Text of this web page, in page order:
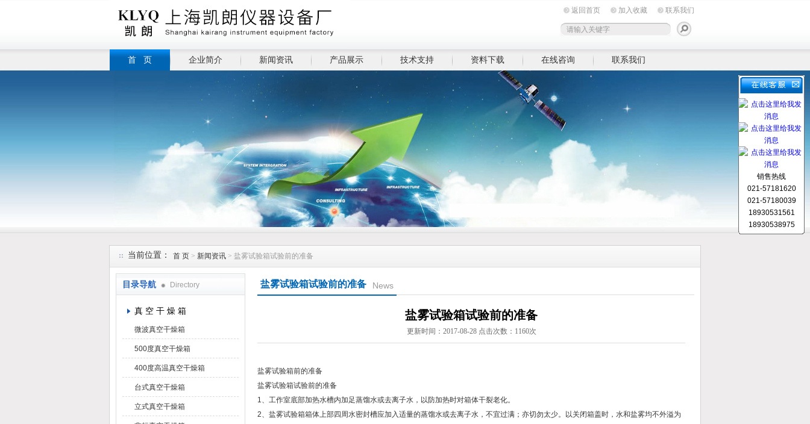
返回首页 加入收藏 联系我们
首 页 企业简介 新闻资讯 产品展示 技术支持 资料下载 在线咨询 联系我们
当前位置： 首 页 > 新闻资讯 > 盐雾试验箱试验前的准备
目录导航 Directory
真 空 干 燥 箱
微波真空干燥箱
500度真空干燥箱
400度高温真空干燥箱
台式真空干燥箱
立式真空干燥箱
盐雾试验箱试验前的准备 News
盐雾试验箱试验前的准备
更新时间：2017-08-28 点击次数：1160次
盐雾试验箱前的准备
盐雾试验箱试验前的准备
1、工作室底部加热水槽内加足蒸馏水或去离子水，以防加热时对箱体干裂老化。
2、盐雾试验箱箱体上部四周水密封槽应加入适量的蒸馏水或去离子水，不宜过满；亦切勿太少。以关闭箱盖时，水和盐雾均不外溢为
销售热线
021-57181620
021-57180039
18930531561
18930538975